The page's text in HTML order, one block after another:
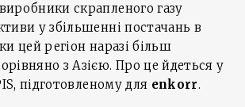
скрапленого газу
у збільшенні постачань в
цей регіон наразі більш
з Азією. Про це йдеться у
підготовленому для enkorr.